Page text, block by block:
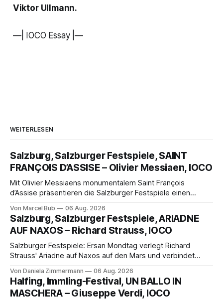
Viktor Ullmann.
—| IOCO Essay |—
WEITERLESEN
Salzburg, Salzburger Festspiele, SAINT
FRANÇOIS D’ASSISE – Olivier Messiaen, IOCO
Mit Olivier Messiaens monumentalem Saint François
d’Assise präsentieren die Salzburger Festspiele einen
eine bildgewaltige Inszenierung, Maxime Pascal entfaltet
die komplexe Partitur eindrucksvoll, Philippe Sly berührt als
Franziskus.
Von Marcel Bub 06 Aug. 2026
Salzburg, Salzburger Festspiele, ARIADNE
AUF NAXOS – Richard Strauss, IOCO
Salzburger Festspiele: Ersan Mondtag verlegt Richard
Strauss' Ariadne auf Naxos auf den Mars und verbindet
Aufführung mit starken Solisten und den Wiener
Philharmonikern, szenisch bleibt der zweite Akt jedoch
hinter den Erwartungen zurück.
Von Daniela Zimmermann 06 Aug. 2026
Halfing, Immling-Festival, UN BALLO IN
MASCHERA – Giuseppe Verdi, IOCO